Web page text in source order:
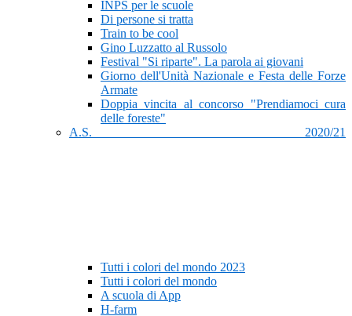
INPS per le scuole
Di persone si tratta
Train to be cool
Gino Luzzatto al Russolo
Festival "Si riparte". La parola ai giovani
Giorno dell'Unità Nazionale e Festa delle Forze
Armate
Doppia vincita al concorso "Prendiamoci cura
delle foreste"
A.S. 2020/21
Tutti i colori del mondo 2023
Tutti i colori del mondo
A scuola di App
H-farm